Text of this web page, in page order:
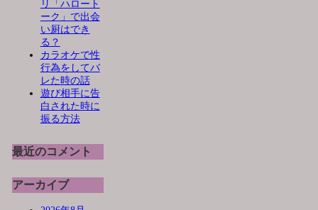
リ「ハロート
ーク」で出会
い厨はでき
る？
カラオケで性
行為をしてバ
レた時の話
遊び相手に告
白された時に
振る方法
最近のコメント
アーカイブ